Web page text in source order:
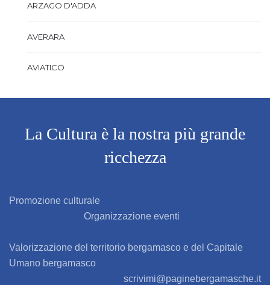
ARZAGO D'ADDA
AVERARA
AVIATICO
AZZANO SAN PAOLO
AZZONE
BARIANO
La Cultura è la nostra più grande
ricchezza
Promozione culturale
Organizzazione eventi
Valorizzazione del territorio bergamasco e del Capitale
Umano bergamasco
scrivimi@paginebergamasche.it